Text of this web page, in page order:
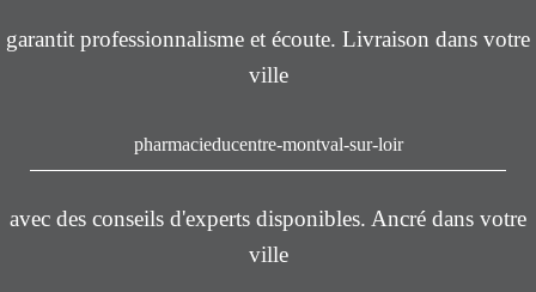
garantit professionnalisme et écoute. Livraison dans votre
ville
pharmacieducentre-montval-sur-loir
avec des conseils d'experts disponibles. Ancré dans votre
ville